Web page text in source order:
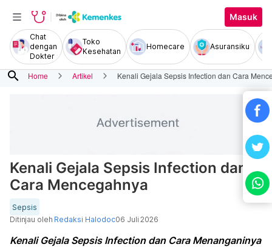
Masuk
Chat
dengan
Dokter
Toko
Kesehatan
Homecare Asuransiku
search Home Artikel Kenali Gejala Sepsis Infection dan Cara
Kenali Gejala Sepsis Infection dan
Cara Mencegahnya
Sepsis
Ditinjau oleh Redaksi Halodoc06 Juli 2026
Kenali Gejala Sepsis Infection dan Cara Menanganinya